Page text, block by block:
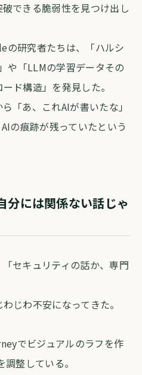
できる脆弱性を見つけ出し
の研究者たちは、「ハルシ
や「LLMの学習データその
ド構造」を発見した。
「あ、これAIが書いたな」
の痕跡が残っていたという
分には関係ない話じゃ
セキュリティの話か、専門
じわ不安になってきた。
でビジュアルのラフを作
整している。